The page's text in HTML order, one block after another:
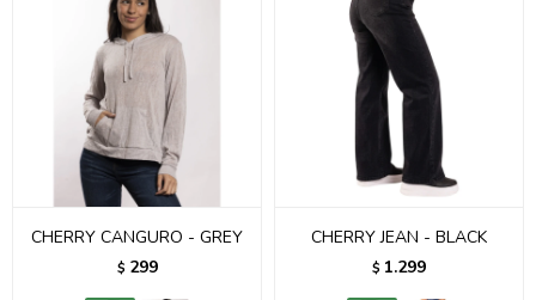
CHERRY CANGURO - GREY
$ 299
CHERRY JEAN - BLACK
$ 1.299